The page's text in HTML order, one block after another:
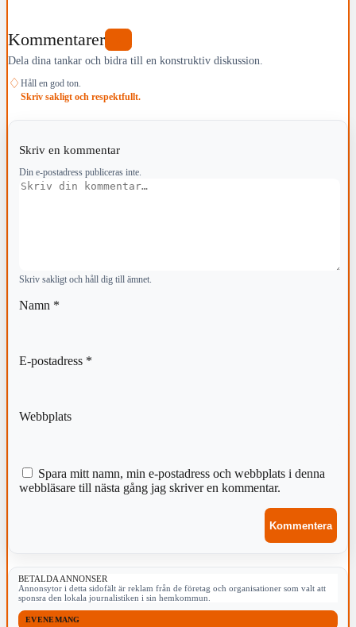
Kommentarer
Dela dina tankar och bidra till en konstruktiv diskussion.
♢ Håll en god ton.
Skriv sakligt och respektfullt.
Skriv en kommentar
Din e-postadress publiceras inte.
Kommentar
Skriv sakligt och håll dig till ämnet.
Namn *
E-postadress *
Webbplats
Spara mitt namn, min e-postadress och webbplats i denna
webbläsare till nästa gång jag skriver en kommentar.
BETALDA ANNONSER
Annonsytor i detta sidofält är reklam från de företag och organisationer som valt att
sponsra den lokala journalistiken i sin hemkommun.
EVENEMANG